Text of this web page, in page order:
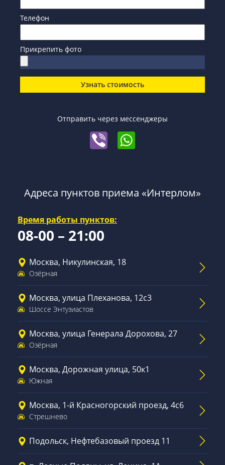
Телефон
Прикрепить фото
Узнать стоимость
Отправить через мессенджеры
Адреса пунктов приема «Интерлом»
Время работы пунктов:
08-00 – 21:00
Москва, Никулинская, 18
Озёрная
Москва, улица Плеханова, 12с3
Шоссе Энтузиастов
Москва, улица Генерала Дорохова, 27
Озёрная
Москва, Дорожная улица, 50к1
Южная
Москва, 1-й Красногорский проезд, 4с6
Стрешнево
Подольск, Нефтебазовый проезд 11